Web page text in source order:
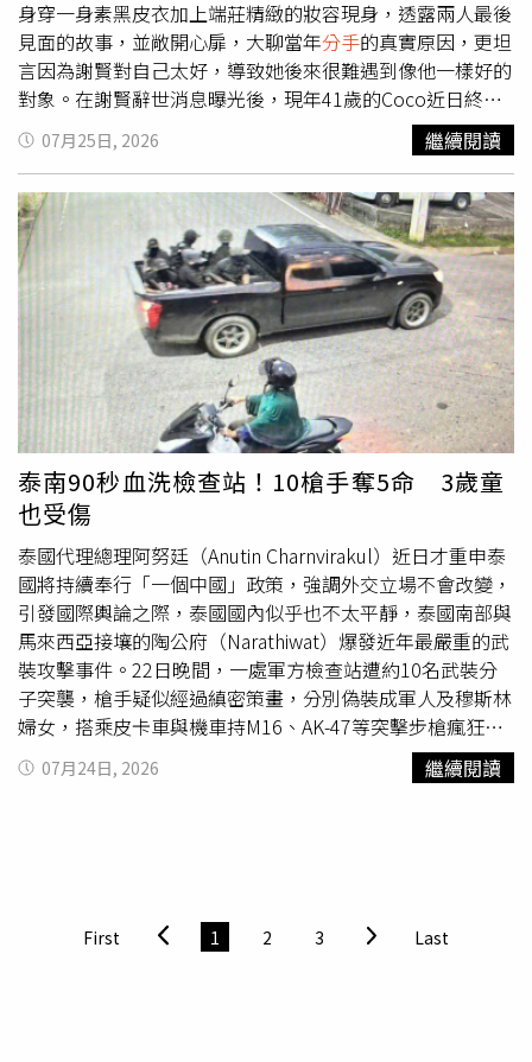
她認為，每個家庭的人生際遇不同，不應因為眼前的不順
遂，就否定他人多年累積的成果。經過幾天沉澱後，原PO
決定向男友提出分手。她坦言，男友平時對她很好，交往多
年從未嫌棄她，也不曾因她家境較好就想占便宜，兩人相處
一直相當平順。然而，這次事件讓她發現，男友內心始終無
法真正接受別人透過努力獲得較好的生活，甚至在自己遭遇
挫折時，希望別人的生活不要比自己幸福，這樣的價值觀差
異，才是她決定放下這段感情的關鍵原因。貼文曝光後掀起
熱烈討論，不少網友留言表示，「很多人只看見別人今天過
得好，卻沒看到背後付出的代價」、「你爸爸享受的是努力
幾十年後的成果，不是幸運得來的」、「真正該檢討的是羞
辱他爸爸的主管，而不是羨慕別人的人生」，也有人認為，
男方真正介意的並非主管，而是長期累積的心理落差與比較
心態，若價值觀無法取得共識，即使繼續交往，未來婚姻與
家庭也可能因此產生更多衝突。
件事都十分痛苦，甚至懊悔奪走了一個無辜生命。檢方認
為，相關對話不僅證實少女曾懷孕並接受墮胎，也反映兩人
之間長期存在不正常關係。此外，警方表示，D4vd手機內
還發現近50張據稱拍攝於少女遭性侵期間的照片，包括裸照
及兩人發生性行為的影像。法庭也揭露，少女手指刺有
「David」字樣，而D4vd手指則刺有「Celeste」，兩人甚
至曾討論搬到一起生活，並將計畫命名為「超讚行動」
（Operation Awesome）。由於照片內容涉及兒少性影
像，因此未在法庭公開播放；不過檢方描述部分內容時，死
者母親情緒潰堤，與丈夫一同離開法庭。檢方表示，兩人於
2024年11月一度分手，但仍保持聯絡。案發前一晚，雙方
疑因D4vd與其他女性的關係爆發激烈爭執。檢方認為，少
女揚言揭露兩人關係及涉嫌性侵未成年等內情，恐重創
D4vd正快速竄紅的音樂事業，因此涉嫌痛下殺手。檢方認
為少女揚言揭露雙方關係及涉嫌性侵未成年等內情，恐衝擊
D4vd演藝事業，成為涉嫌犯案的重要動機。檢方進一步指
控，D4vd於2025年4月涉嫌在好萊塢住處殺害少女後，使
用電鋸肢解遺體，甚至切除兩根手指，企圖消除兩人刺青等
關聯證據，再將遺體棄置。警方也在其住家車庫採集到多處
血跡，DNA均與希莉絲蒂吻合，成為重要物證。另一方面，
負責驗屍的洛杉磯縣法醫表示，由於遺體被發現時已嚴重腐
敗，因此難以精確判定死亡時間及凶器種類。辯方據此主
張，不排除少女是在拉扯過程中受傷，甚至自行持有凶器的
可能性；不過法醫也表示，遺體並未發現典型自殘時常見的
「猶豫傷痕」，警方目前也尚未尋獲犯案凶器。D4vd涉嫌
殺害14歲少女案進入審前聽證，檢方提出DNA、手機訊息及
照片等證據，試圖還原案發經過。案情指出，死者於2025
年4月3日失蹤，家屬隨即報案，她最後一次被目擊就是出現
月遭警方逮捕。目前洛杉磯縣地方檢察官已依謀殺、持續性
侵兒童、毀損遺體等7項罪名起訴D4vd。他對所有指控均否
身穿一身素黑皮衣加上端莊精緻的妝容現身，透露兩人最後
見面的故事，並敞開心扉，大聊當年分手的真實原因，更坦
言因為謝賢對自己太好，導致她後來很難遇到像他一樣好的
對象。在謝賢辭世消息曝光後，現年41歲的Coco近日終於
首度開直播，穿著一身黑的她神情難掩悲傷與落寞，她回憶
兩人最後一次見面是在2018年底，當時因好友造訪香港而
性表示，「
分手
的時候，我心裡其實特別難過，分開之後一
晃就是這麼多年，我們再也沒能相見」。過去傳聞謝賢與
Coco是在夜店認識，但她特地闢謠表示，他們是透過朋友
牽線於上海的咖啡廳認識。關於謝賢這個人，Coco大讚他
私下溫暖細心且極具紳士風範，不僅教導她投資理財，甚至
在遇到經濟困難時賣掉名車相助，體貼入微的照顧讓她至今
銘感於心。談及這段跨越年齡藩籬的感情為何走入歷史，
Coco坦言起因於一次行山活動，當時謝賢在登山過程中體
力透支，深刻意識到自己日漸衰老的身體機能與年輕的
Coco存在無法跨越的差距，因不願耽誤女方的未來與青
春，才主動選擇放手、減少聯繫。面對這份體貼，Coco雖
然極度不捨，最終仍選擇尊重對方的決定，兩人最終以一個
深情的擁抱，為這段長達12年的深厚情誼畫下句點。不過，
Coco與謝賢這段刻骨銘心的經歷，也對她後來的感情生活
帶來深遠影響；她直言謝賢在自己生命中扮演著「如父、如
兄、如友」的多重角色，給予了極致的寵愛，導致她分手後
在擇偶時常陷入尋找相同對象的困境，事後才發現這幾乎是
無法複製的條件。
07月25日, 2026 繼續閱讀
泰南90秒血洗檢查站！10槍手奪5命 3歲童
也受傷
泰國代理總理阿努廷（Anutin Charnvirakul）近日才重申泰
國將持續奉行「一個中國」政策，強調外交立場不會改變，
引發國際輿論之際，泰國國內似乎也不太平靜，泰國南部與
馬來西亞接壤的陶公府（Narathiwat）爆發近年最嚴重的武
裝攻擊事件。22日晚間，一處軍方檢查站遭約10名武裝分
子突襲，槍手疑似經過縝密策畫，分別偽裝成軍人及穆斯林
婦女，搭乘皮卡車與機車持M16、AK-47等突擊步槍瘋狂掃
射，並投擲土製炸彈，整起攻擊從開火、奪取武器到撤離僅
約90秒，造成5名士兵殉職、6名平民受傷，其中包括一名3
合《Khaosod》、《Bangkok Post》、《The Nation》及
其他泰媒報導，攻擊發生於22日晚間6時45分，地點位於陶
07月24日, 2026 繼續閱讀
First 1 2 3 Last